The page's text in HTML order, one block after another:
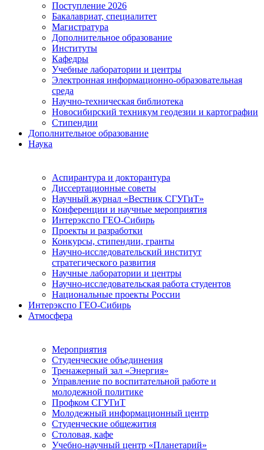
Поступление 2026
Бакалавриат, специалитет
Магистратура
Дополнительное образование
Институты
Кафедры
Учебные лаборатории и центры
Электронная информационно-образовательная
среда
Научно-техническая библиотека
Новосибирский техникум геодезии и картографии
Стипендии
Дополнительное образование
Наука
Аспирантура и докторантура
Диссертационные советы
Научный журнал «Вестник СГУГиТ»
Конференции и научные мероприятия
Интерэкспо ГЕО-Сибирь
Проекты и разработки
Конкурсы, стипендии, гранты
Научно-исследовательский институт
стратегического развития
Научные лаборатории и центры
Научно-исследовательская работа студентов
Национальные проекты России
Интерэкспо ГЕО-Сибирь
Атмосфера
Мероприятия
Студенческие объединения
Тренажерный зал «Энергия»
Управление по воспитательной работе и
молодежной политике
Профком СГУГиТ
Молодежный информационный центр
Студенческие общежития
Столовая, кафе
Учебно-научный центр «Планетарий»